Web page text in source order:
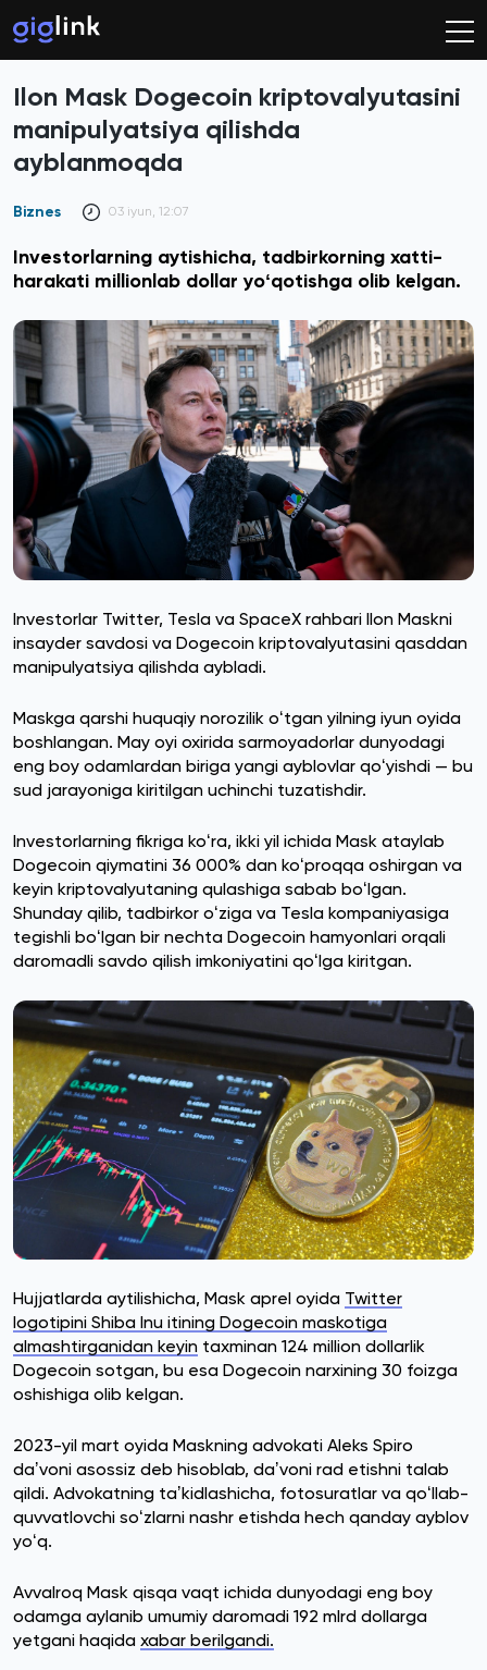
Ilon Mask Dogecoin kriptovalyutasini
manipulyatsiya qilishda
ayblanmoqda
Biznes 03 iyun, 12:07
Investorlarning aytishicha, tadbirkorning xatti-
harakati millionlab dollar yoʻqotishga olib kelgan.
Investorlar Twitter, Tesla va SpaceX rahbari Ilon Maskni
insayder savdosi va Dogecoin kriptovalyutasini qasddan
manipulyatsiya qilishda aybladi.
Maskga qarshi huquqiy norozilik oʻtgan yilning iyun oyida
boshlangan. May oyi oxirida sarmoyadorlar dunyodagi
eng boy odamlardan biriga yangi ayblovlar qoʻyishdi — bu
sud jarayoniga kiritilgan uchinchi tuzatishdir.
Investorlarning fikriga koʻra, ikki yil ichida Mask ataylab
Dogecoin qiymatini 36 000% dan koʻproqqa oshirgan va
keyin kriptovalyutaning qulashiga sabab boʻlgan.
Shunday qilib, tadbirkor oʻziga va Tesla kompaniyasiga
tegishli boʻlgan bir nechta Dogecoin hamyonlari orqali
daromadli savdo qilish imkoniyatini qoʻlga kiritgan.
Hujjatlarda aytilishicha, Mask aprel oyida Twitter
logotipini Shiba Inu itining Dogecoin maskotiga
almashtirganidan keyin taxminan 124 million dollarlik
Dogecoin sotgan, bu esa Dogecoin narxining 30 foizga
oshishiga olib kelgan.
2023-yil mart oyida Maskning advokati Aleks Spiro
daʼvoni asossiz deb hisoblab, daʼvoni rad etishni talab
qildi. Advokatning taʼkidlashicha, fotosuratlar va qoʻllab-
quvvatlovchi soʻzlarni nashr etishda hech qanday ayblov
yoʻq.
Avvalroq Mask qisqa vaqt ichida dunyodagi eng boy
odamga aylanib umumiy daromadi 192 mlrd dollarga
yetgani haqida xabar berilgandi.